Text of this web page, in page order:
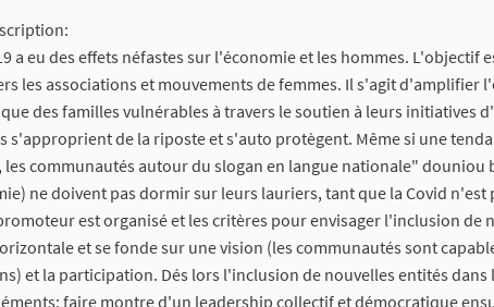
a eu des effets néfastes sur l'économie et les hommes. L'objectif
les associations et mouvements de femmes. Il s'agit d'amplifier
des familles vulnérables à travers le soutien à leurs initiatives
s'approprient de la riposte et s'auto protègent. Même si une
les communautés autour du slogan en langue nationale" douniou
ne doivent pas dormir sur leurs lauriers, tant que la Covid
est organisé et les critères pour envisager l'inclusion de
et se fonde sur une vision (les communautés sont
et la participation. Dés lors l'inclusion de nouvelles entités dans
faire montre d'un leadership collectif et démocratique